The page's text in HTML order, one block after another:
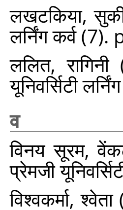
लखटकिया,
लर्निंग कर्व
ललित, रागिनी
यूनिवर्सिटी
व
विनय सूरम,
प्रेमजी
विश्वकर्मा, श्वेता